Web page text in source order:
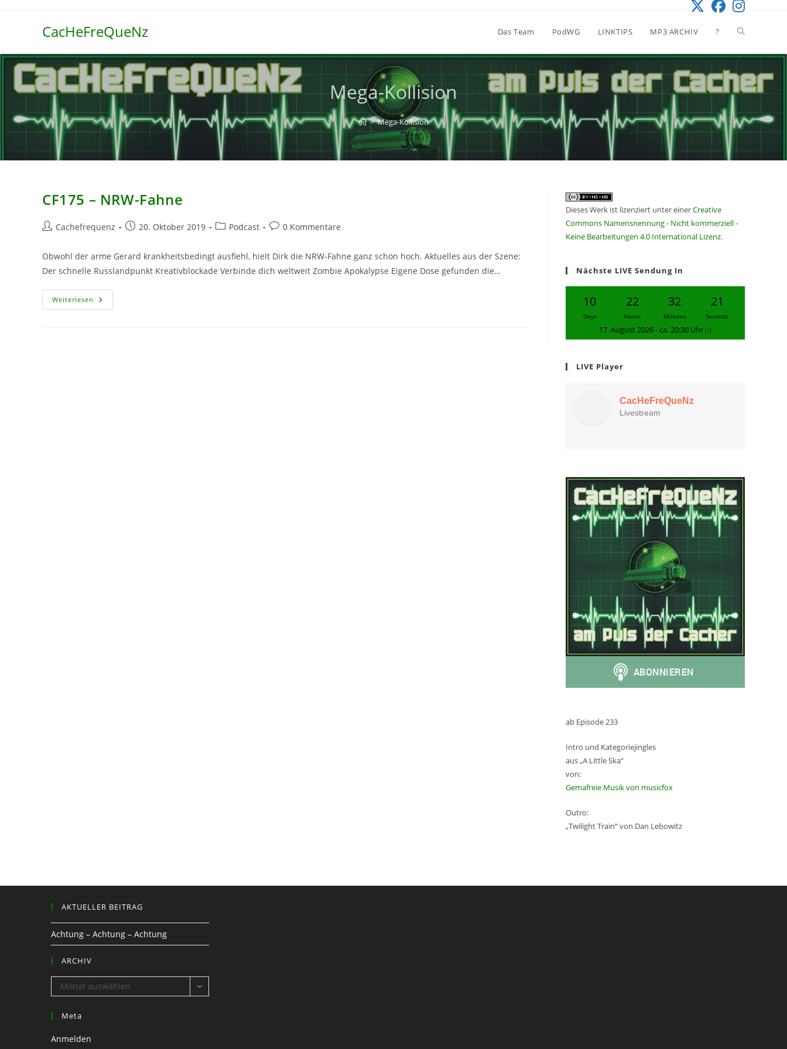
CacHeFreQueNz Das Team PodWG LINKTIPS MP3 ARCHIV ? Website-
Suche
umschalten
Mega-Kollision
> Mega-Kollision
CF175 – NRW-Fahne
Beitrags-
Cachefrequenz
Beitrag20. Oktober 2019
Beitrags-
Podcast
Beitrags-
0 Kommentare
Obwohl der arme Gerard krankheitsbedingt ausfiehl, hielt Dirk die NRW-Fahne ganz schön hoch. Aktuelles aus der Szene:
Der schnelle Russlandpunkt Kreativblockade Verbinde dich weltweit Zombie Apokalypse Eigene Dose gefunden die…
Weiterlesen CF175
–
Dieses Werk ist lizenziert unter einerCreative
Commons Namensnennung - Nicht kommerziell -
Keine Bearbeitungen 4.0 International Lizenz.
Nächste LIVE Sendung In
10
Days
22
Hours
32
Minutes
20
Seconds
17. August 2026 - ca. 20:30 Uhr ;-)
LIVE Player
ab Episode 233
Intro und Kategoriejingles
aus „A Little Ska“
von:
Gemafreie Musik von musicfox
Outro:
„Twilight Train“ von Dan Lebowitz
AKTUELLER BEITRAG
Achtung – Achtung – Achtung
ARCHIV
ARCHIV
Monat auswählen
Meta
Anmelden